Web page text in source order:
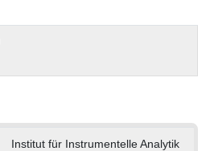
Institut für Instrumentelle Analytik